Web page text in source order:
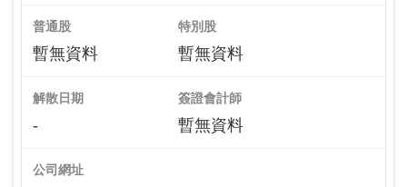
普通股
暫無資料
特別股
暫無資料
解散日期
-
簽證會計師
暫無資料
公司網址